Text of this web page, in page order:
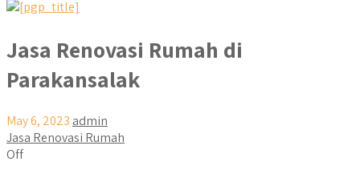
Jasa Renovasi Rumah di
Parakansalak
May 6, 2023 admin
Jasa Renovasi Rumah
Off